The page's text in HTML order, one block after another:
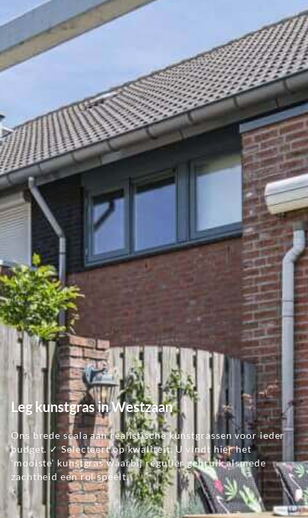
Leg kunstgras in Westzaan
Ons brede scala aan realistische kunstgrassen voor ieder
budget. ✓ Selecteert op kwaliteit. U vindt hier het
'mooiste' kunstgras waarbij regulier gebruik alsmede
zachtheid een rol speelt.